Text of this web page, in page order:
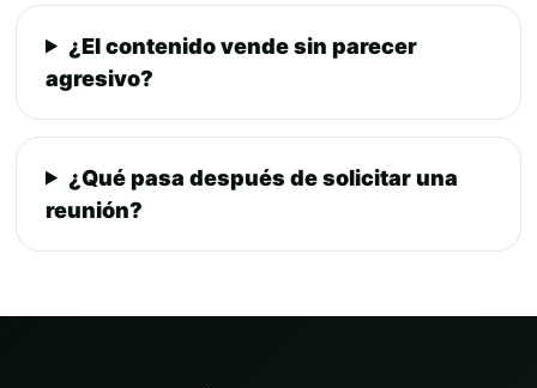
¿El contenido vende sin parecer
agresivo?
¿Qué pasa después de solicitar una
reunión?